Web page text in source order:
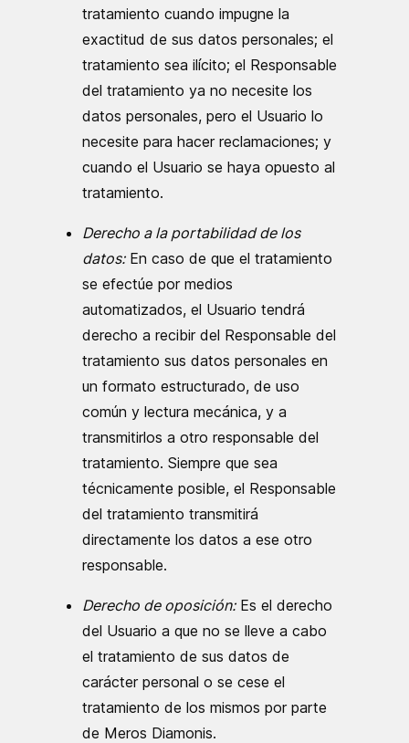
tratamiento cuando impugne la
exactitud de sus datos personales; el
tratamiento sea ilícito; el Responsable
del tratamiento ya no necesite los
datos personales, pero el Usuario lo
necesite para hacer reclamaciones; y
cuando el Usuario se haya opuesto al
tratamiento.
Derecho a la portabilidad de los
datos:En caso de que el tratamiento
se efectúe por medios
automatizados, el Usuario tendrá
derecho a recibir del Responsable del
tratamiento sus datos personales en
un formato estructurado, de uso
común y lectura mecánica, y a
transmitirlos a otro responsable del
tratamiento. Siempre que sea
técnicamente posible, el Responsable
del tratamiento transmitirá
directamente los datos a ese otro
responsable.
Derecho de oposición:Es el derecho
del Usuario a que no se lleve a cabo
el tratamiento de sus datos de
carácter personal o se cese el
tratamiento de los mismos por parte
de Meros Diamonis.